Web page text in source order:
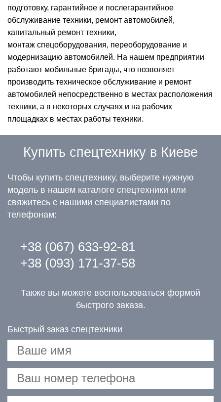
подготовку, гарантийное и послегарантийное
обслуживание техники, ремонт автомобилей,
капитальный ремонт техники,
монтаж спецоборудования, переоборудование и
модернизацию автомобилей. На нашем предприятии
работают мобильные бригады, что позволяет
производить техническое обслуживание и ремонт
автомобилей непосредственно в местах расположения
техники, а в некоторых случаях и на рабочих
площадках в местах работы техники.
Купить спецтехнику в Киеве
Чтобы купить спецтехнику, выберите нужную
модель в нашем каталоге спецтехники или
свяжитесь с нашими специалистами по
телефонам:
+38 (067) 633-92-81
+38 (093) 171-37-58
Также вы можете воспользоваться формой
быстрого заказа.
Быстрый заказ спецтехники